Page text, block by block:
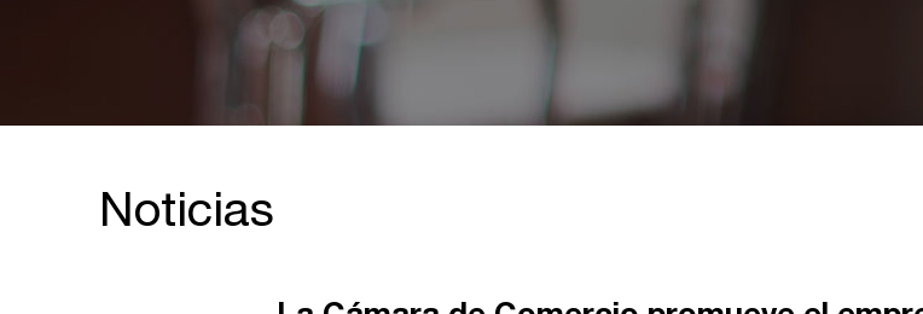
Noticias